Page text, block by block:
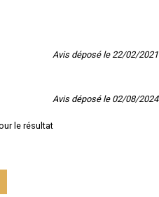
Avis déposé le 22/02/2021
Avis déposé le 02/08/2024
le résultat